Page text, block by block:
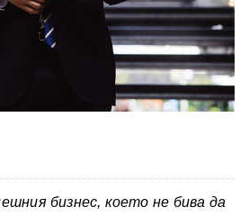
бизнес, което не бива да